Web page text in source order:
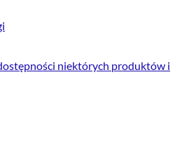
niektórych produktów i